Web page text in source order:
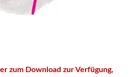
zum Download zur Verfügung,